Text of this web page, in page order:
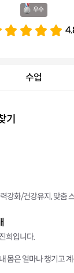
수업
기
강화/건강유지, 맞춤
희입니다.
몸은 얼마나 챙기고
우수